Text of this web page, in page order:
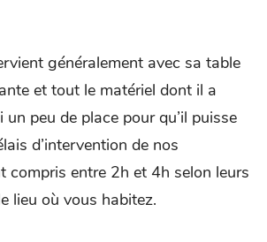
généralement avec sa table
et tout le matériel dont il a
peu de place pour qu’il puisse
d’intervention de nos
compris entre 2h et 4h selon leurs
lieu où vous habitez.